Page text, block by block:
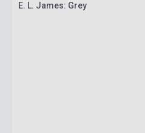
E. L. James: Grey